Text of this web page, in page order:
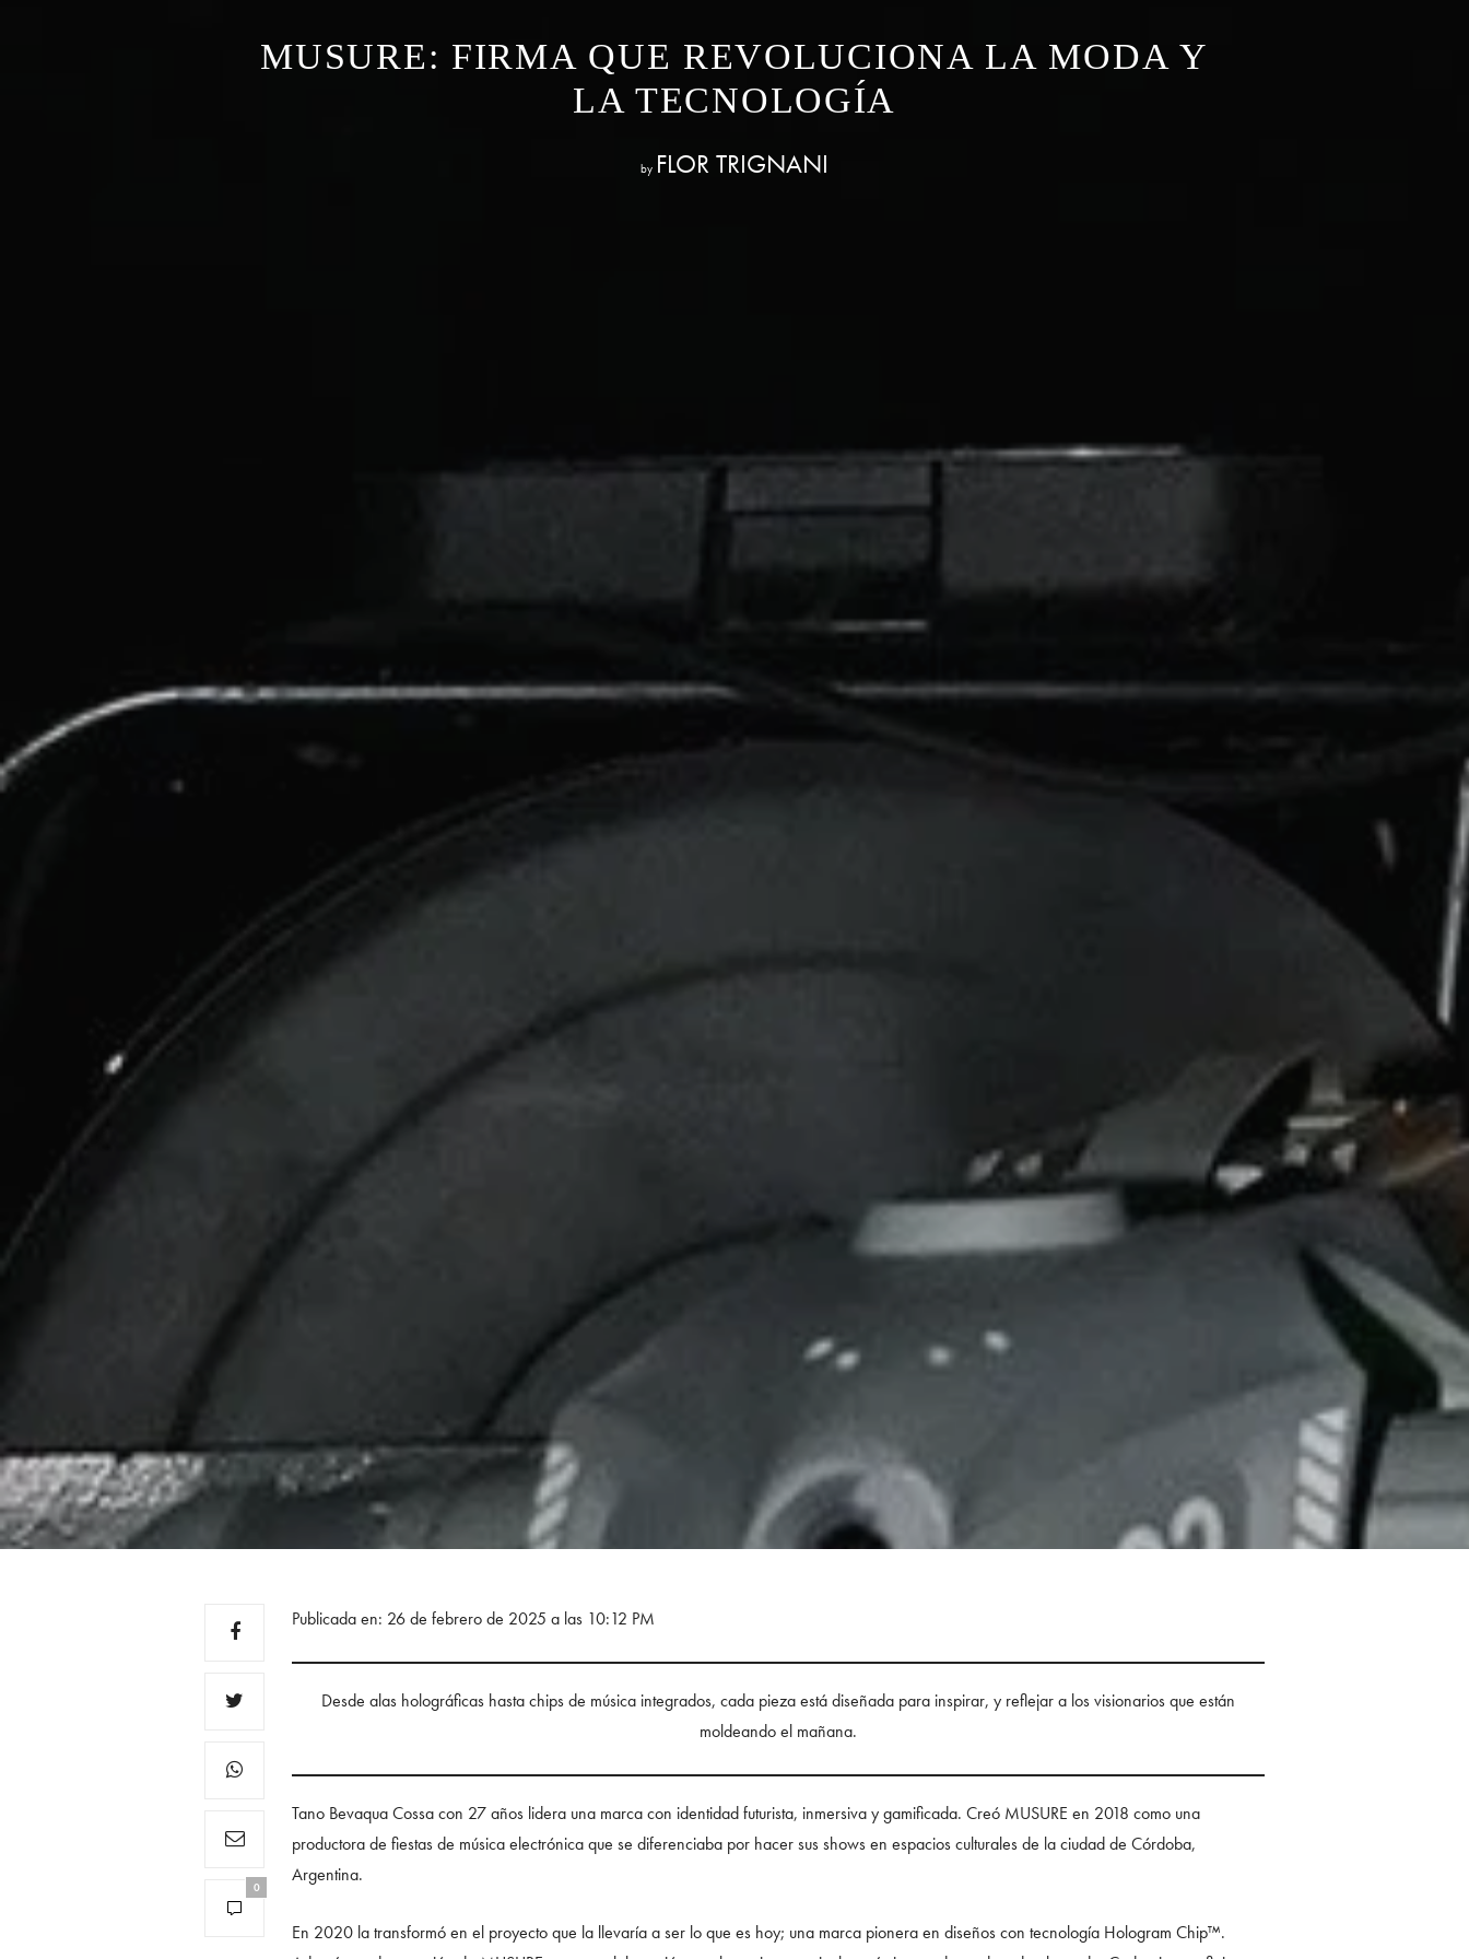
MUSURE: FIRMA QUE REVOLUCIONA LA MODA Y
LA TECNOLOGÍA
by FLOR TRIGNANI
0
Publicada en: 26 de febrero de 2025 a las 10:12 PM
Desde alas holográficas hasta chips de música integrados, cada pieza está diseñada para inspirar, y reflejar a los visionarios que están
moldeando el mañana.
Tano Bevaqua Cossa con 27 años lidera una marca con identidad futurista, inmersiva y gamificada. Creó MUSURE en 2018 como una
productora de fiestas de música electrónica que se diferenciaba por hacer sus shows en espacios culturales de la ciudad de Córdoba,
Argentina.
En 2020 la transformó en el proyecto que la llevaría a ser lo que es hoy; una marca pionera en diseños con tecnología Hologram Chip™.